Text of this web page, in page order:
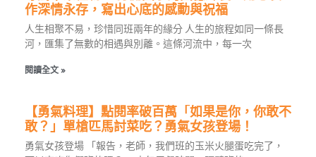
作深情永存，寫出心底的感動與祝福
人生相聚不易，珍惜同班兩年的緣分 人生的旅程如同一條長
河，匯集了無數的相遇與別離。這條河流中，每一次
閱讀全文 »
【勇氣料理】點閱率破百萬「如果是你，你敢不
敢？」單槍匹馬討菜吃？勇氣女孩登場！
勇氣女孩登場 「報告，老師，我們班的玉米火腿蛋吃完了，